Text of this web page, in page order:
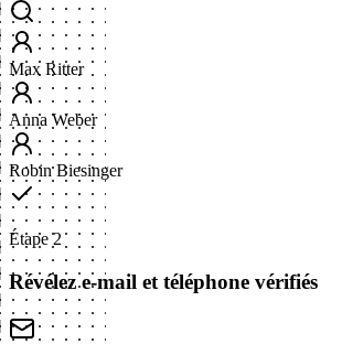
Max Ritter
Anna Weber
Robin Biesinger
Étape 2
Révélez e-mail et téléphone vérifiés